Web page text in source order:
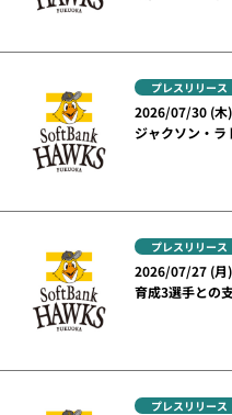
プレスリリース
2026/07/30 (木)
ジャクソン・ラ
プレスリリース
2026/07/27 (月)
育成3選手との
プレスリリース